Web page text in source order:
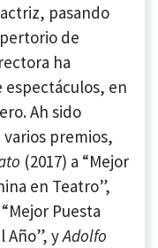
pasando
de
ha
espectáculos, en
Ah sido
premios,
(2017) a “Mejor
en Teatro”,
Puesta
Año”, yAdolfo